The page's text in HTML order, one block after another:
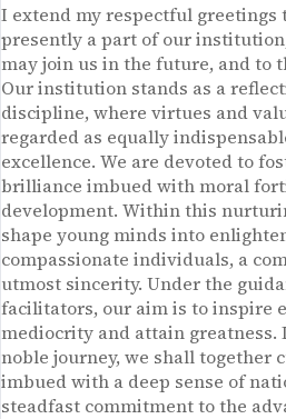
I extend my respectful greetings
presently a part of our
may join us in the future, and to
Our institution stands as a
discipline, where virtues and
regarded as equally
excellence. We are devoted to
brilliance imbued with moral
development. Within this
shape young minds into
compassionate individuals, a
utmost sincerity. Under the
facilitators, our aim is to inspire
mediocrity and attain greatness.
noble journey, we shall together
imbued with a deep sense of
steadfast commitment to the